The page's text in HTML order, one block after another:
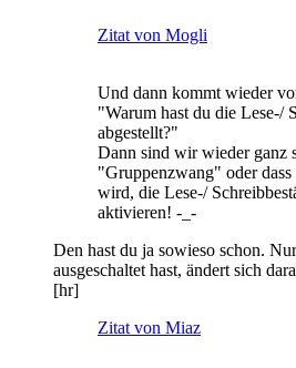
Zitat von Mogli
Und dann kommt wieder
"Warum hast du die Lese-/
abgestellt?"
Dann sind wir wieder ganz
"Gruppenzwang" oder
wird, die Lese-/
aktivieren! -_-
Den hast du ja sowieso schon.
ausgeschaltet hast, ändert sich
[hr]
Zitat von Miaz